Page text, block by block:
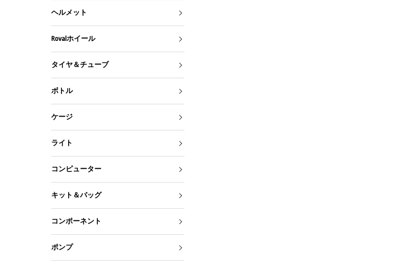
ヘルメット
Rovalホイール
タイヤ＆チューブ
ボトル
ケージ
ライト
コンピューター
キット＆バッグ
コンポーネント
ポンプ